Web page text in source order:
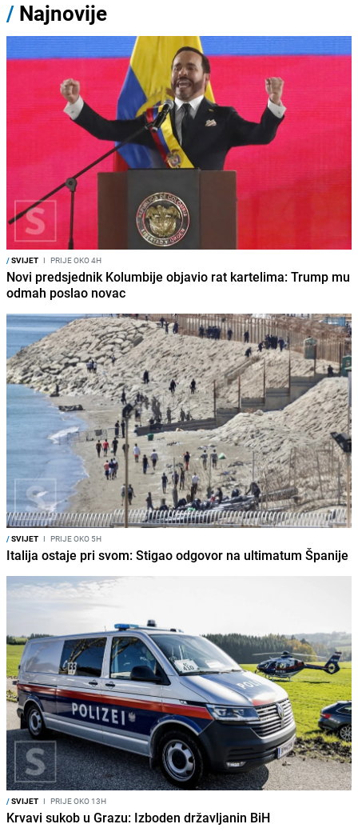
/ Najnovije
/SVIJET I PRIJE OKO 4H
Novi predsjednik Kolumbije objavio rat kartelima: Trump mu
odmah poslao novac
/SVIJET I PRIJE OKO 5H
Italija ostaje pri svom: Stigao odgovor na ultimatum Španije
/SVIJET I PRIJE OKO 13H
Krvavi sukob u Grazu: Izboden državljanin BiH